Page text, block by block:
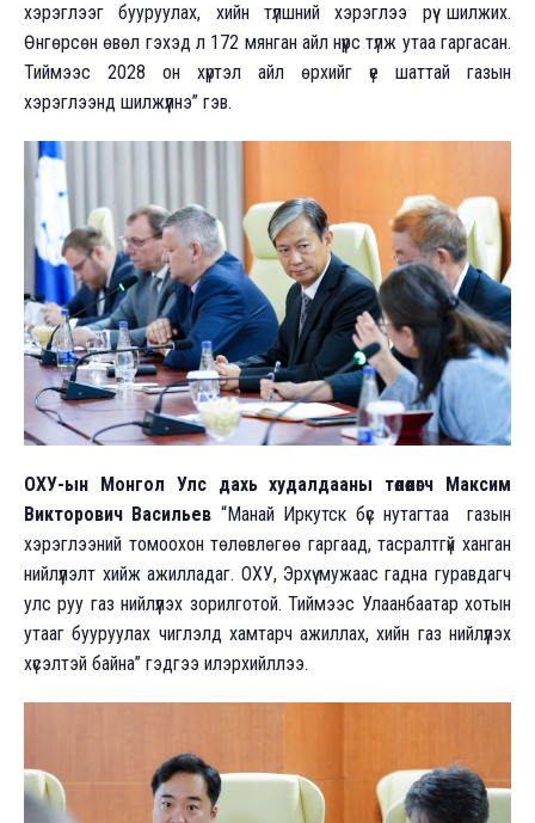
хэрэглээг бууруулах, хийн түлшний хэрэглээ рүү шилжих.
Өнгөрсөн өвөл гэхэд л 172 мянган айл нүүрс түлж утаа гаргасан.
Тиймээс 2028 он хүртэл айл өрхийг үе шаттай газын
хэрэглээнд шилжүүлнэ” гэв.
ОХУ-ын Монгол Улс дахь худалдааны төлөөлөгч Максим
Викторович Васильев “Манай Иркутск бүс нутагтаа газын
хэрэглээний томоохон төлөвлөгөө гаргаад, тасралтгүй ханган
нийлүүлэлт хийж ажилладаг. ОХУ, Эрхүү мужаас гадна гуравдагч
улс руу газ нийлүүлэх зорилготой. Тиймээс Улаанбаатар хотын
утааг бууруулах чиглэлд хамтарч ажиллах, хийн газ нийлүүлэх
хүсэлтэй байна” гэдгээ илэрхийллээ.